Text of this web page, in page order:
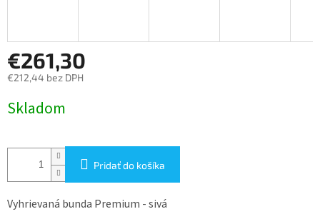
€261,30
€212,44 bez DPH
cena:
Skladom
Pridať do košíka
Vyhrievaná bunda Premium - sivá